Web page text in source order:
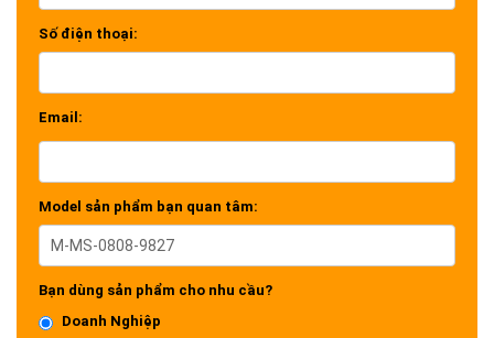
Số điện thoại:
Email:
Model sản phẩm bạn quan tâm:
Bạn dùng sản phẩm cho nhu cầu?
Doanh Nghiệp